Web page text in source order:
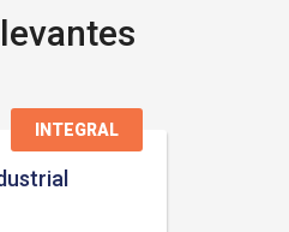
INTEGRAL